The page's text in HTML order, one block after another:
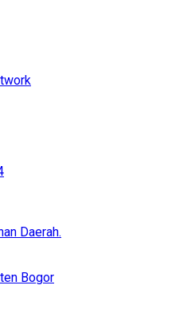
Daerah.
Bogor